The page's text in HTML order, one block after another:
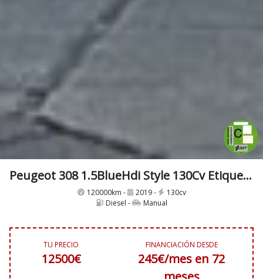
Peugeot 308 1.5BlueHdi Style 130Cv Etiqueta Medioambiental C
120000km - 2019 -
130cv
Diesel -
Manual
TU PRECIO
12500€
FINANCIACIÓN DESDE
245€/mes en 72